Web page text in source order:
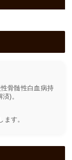
骨髄性白血病持
)。
ます。